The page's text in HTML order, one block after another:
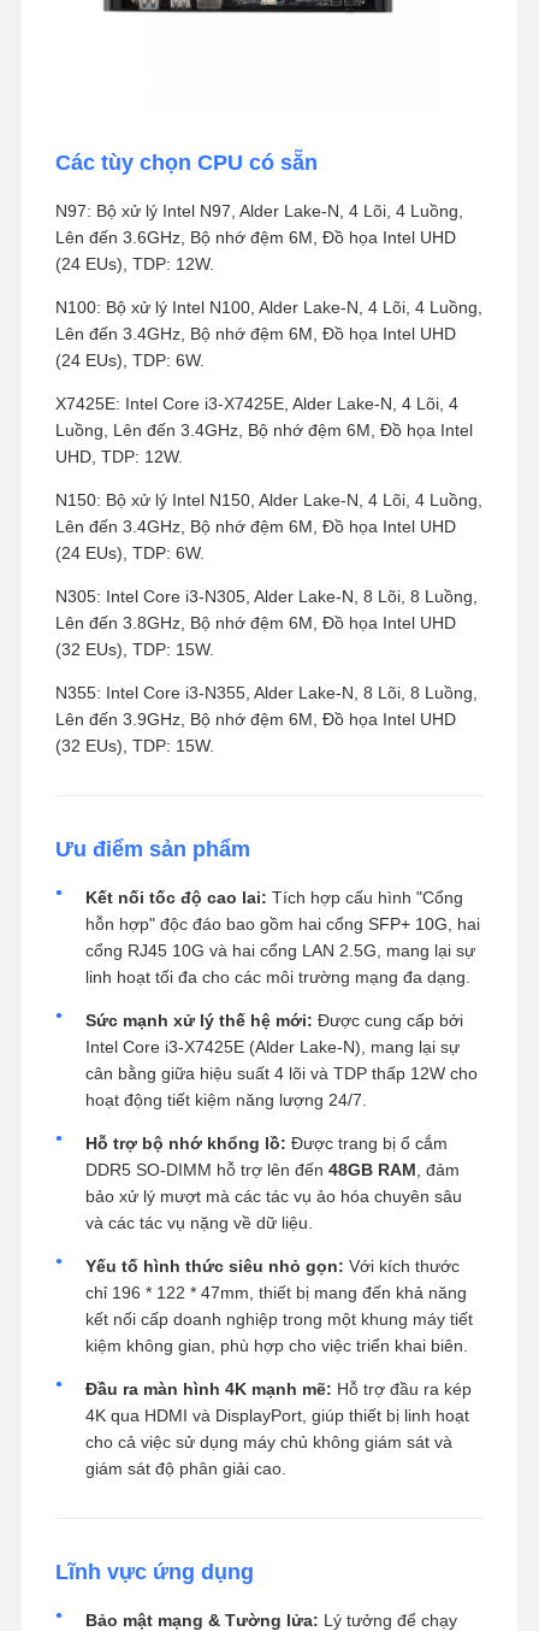
Các tùy chọn CPU có sẵn
N97: Bộ xử lý Intel N97, Alder Lake-N, 4 Lõi, 4 Luồng,
Lên đến 3.6GHz, Bộ nhớ đệm 6M, Đồ họa Intel UHD
(24 EUs), TDP: 12W.
N100: Bộ xử lý Intel N100, Alder Lake-N, 4 Lõi, 4 Luồng,
Lên đến 3.4GHz, Bộ nhớ đệm 6M, Đồ họa Intel UHD
(24 EUs), TDP: 6W.
X7425E: Intel Core i3-X7425E, Alder Lake-N, 4 Lõi, 4
Luồng, Lên đến 3.4GHz, Bộ nhớ đệm 6M, Đồ họa Intel
UHD, TDP: 12W.
N150: Bộ xử lý Intel N150, Alder Lake-N, 4 Lõi, 4 Luồng,
Lên đến 3.4GHz, Bộ nhớ đệm 6M, Đồ họa Intel UHD
(24 EUs), TDP: 6W.
N305: Intel Core i3-N305, Alder Lake-N, 8 Lõi, 8 Luồng,
Lên đến 3.8GHz, Bộ nhớ đệm 6M, Đồ họa Intel UHD
(32 EUs), TDP: 15W.
N355: Intel Core i3-N355, Alder Lake-N, 8 Lõi, 8 Luồng,
Lên đến 3.9GHz, Bộ nhớ đệm 6M, Đồ họa Intel UHD
(32 EUs), TDP: 15W.
Ưu điểm sản phẩm
Kết nối tốc độ cao lai: Tích hợp cấu hình "Cổng
hỗn hợp" độc đáo bao gồm hai cổng SFP+ 10G, hai
cổng RJ45 10G và hai cổng LAN 2.5G, mang lại sự
linh hoạt tối đa cho các môi trường mạng đa dạng.
Sức mạnh xử lý thế hệ mới: Được cung cấp bởi
Intel Core i3-X7425E (Alder Lake-N), mang lại sự
cân bằng giữa hiệu suất 4 lõi và TDP thấp 12W cho
hoạt động tiết kiệm năng lượng 24/7.
Hỗ trợ bộ nhớ khổng lồ: Được trang bị ổ cắm
DDR5 SO-DIMM hỗ trợ lên đến 48GB RAM , đảm
bảo xử lý mượt mà các tác vụ ảo hóa chuyên sâu
và các tác vụ nặng về dữ liệu.
Yếu tố hình thức siêu nhỏ gọn: Với kích thước
chỉ 196 * 122 * 47mm, thiết bị mang đến khả năng
kết nối cấp doanh nghiệp trong một khung máy tiết
kiệm không gian, phù hợp cho việc triển khai biên.
Đầu ra màn hình 4K mạnh mẽ: Hỗ trợ đầu ra kép
4K qua HDMI và DisplayPort, giúp thiết bị linh hoạt
cho cả việc sử dụng máy chủ không giám sát và
giám sát độ phân giải cao.
Lĩnh vực ứng dụng
Bảo mật mạng & Tường lửa: Lý tưởng để chạy